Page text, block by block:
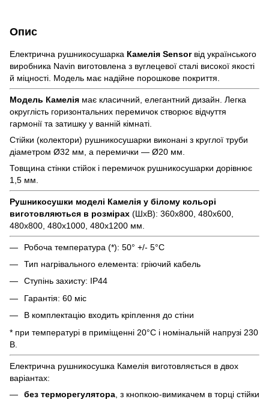
Опис
Електрична рушникосушарка Камелія Sensor від українського
виробника Navin виготовлена з вуглецевої сталі високої якості
й міцності. Модель має надійне порошкове покриття.
Модель Камелія має класичний, елегантний дизайн. Легка
округлість горизонтальних перемичок створює відчуття
гармонії та затишку у ванній кімнаті.
Стійки (колектори) рушникосушарки виконані з круглої труби
діаметром Ø32 мм, а перемички — Ø20 мм.
Товщина стінки стійок і перемичок рушникосушарки дорівнює
1,5 мм.
Рушникосушки моделі Камелія у білому кольорі
виготовляються в розмірах (ШхВ): 360х800, 480х600,
480х800, 480х1000, 480х1200 мм.
Робоча температура (*): 50° +/- 5°C
Тип нагрівального елемента: гріючий кабель
Ступінь захисту: IP44
Гарантія: 60 міс
В комплектацію входить кріплення до стіни
* при температурі в приміщенні 20°С і номінальній напрузі 230
В.
Електрична рушникосушка Камелія виготовляється в двох
варіантах:
без терморегулятора , з кнопкою-вимикачем в торці стійки